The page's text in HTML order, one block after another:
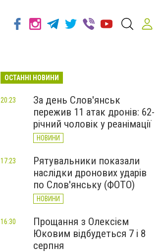
ОСТАННІ НОВИНИ
За день Слов'янськ
пережив 11 атак дронів: 62-
річний чоловік у реанімації
НОВИНИ
20:23
Рятувальники показали
наслідки дронових ударів
по Слов'янську (ФОТО)
НОВИНИ
17:23
Прощання з Олексієм
Юковим відбудеться 7 і 8
серпня
16:30